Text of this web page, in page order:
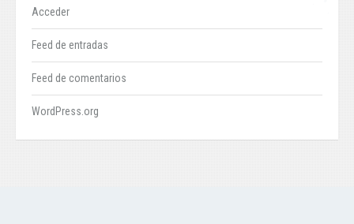
Acceder
Feed de entradas
Feed de comentarios
WordPress.org